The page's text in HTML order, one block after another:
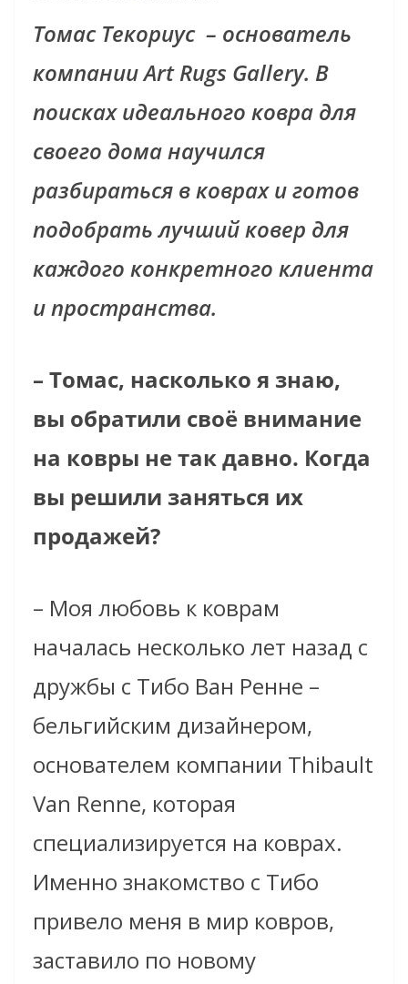
Томас Текориус – основатель
компании Art Rugs Gallery. В
поисках идеального ковра для
своего дома научился
разбираться в коврах и готов
подобрать лучший ковер для
каждого конкретного клиента
и пространства.
– Томас, насколько я знаю,
вы обратили своё внимание
на ковры не так давно. Когда
вы решили заняться их
продажей?
– Моя любовь к коврам
началась несколько лет назад с
дружбы с Тибо Ван Ренне –
бельгийским дизайнером,
основателем компании Thibault
Van Renne, которая
специализируется на коврах.
Именно знакомство с Тибо
привело меня в мир ковров,
заставило по новому